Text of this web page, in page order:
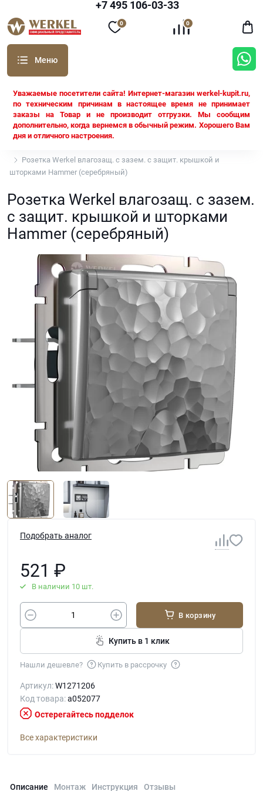
+7 495 106-03-33
Уважаемые посетители сайта! Интернет-магазин werkel-kupit.ru,
по техническим причинам в настоящее время не принимает
заказы на Товар и не производит отгрузки. Мы сообщим
дополнительно, когда вернемся в обычный режим. Хорошего Вам
дня и отличного настроения.
0 0
Розетка Werkel влагозащ. с зазем. с защит. крышкой и
шторками Hammer (серебряный)
Розетка Werkel влагозащ. с зазем.
с защит. крышкой и шторками
Hammer (серебряный)
Подобрать аналог
521 ₽
В наличии 10 шт.
В корзину
Купить в 1 клик
Нашли дешевле? Купить в рассрочку
Артикул:W1271206
Код товара:a052077
Остерегайтесь подделок
Все характеристики
Описание Монтаж Инструкция Отзывы